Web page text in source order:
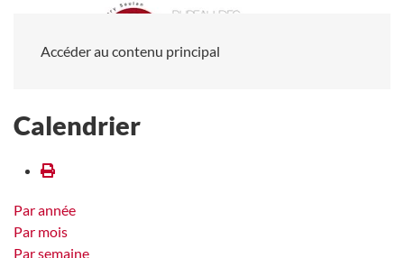
Accéder au contenu principal
Calendrier
Par année
Par mois
Par semaine